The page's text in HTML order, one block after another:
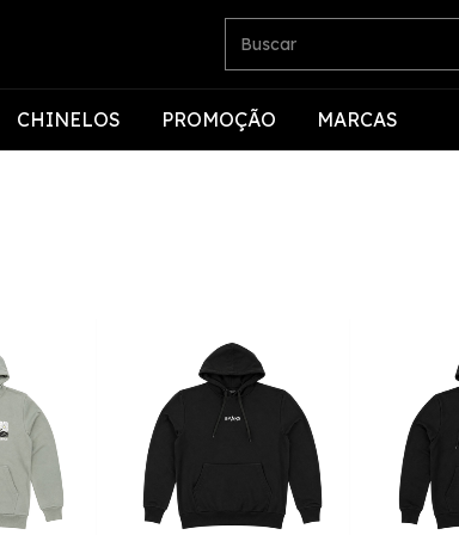
CHINELOS PROMOÇÃO MARCAS